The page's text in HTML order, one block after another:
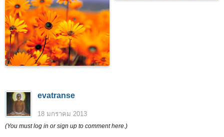
evatranse
18 มกราคม 2013
(You must log in or sign up to comment here.)